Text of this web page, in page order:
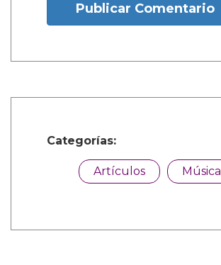
Publicar Comentario
Categorías:
Artículos Música